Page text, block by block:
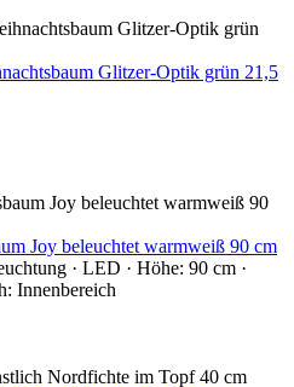
Glitzer-Optik grün 21,5
Joy beleuchtet warmweiß 90 cm
· LED · Höhe: 90 cm ·
Innenbereich